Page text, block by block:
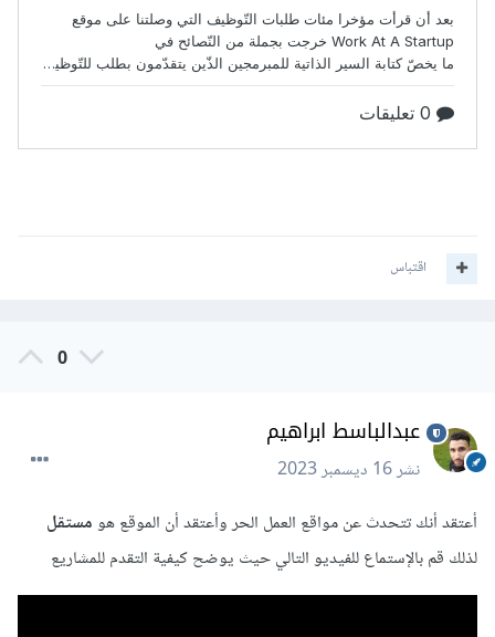
اقتباس
0
عبدالباسط ابراهيم
نشر16 ديسمبر 2023
أعتقد أنك تتحدث عن مواقع العمل الحر وأعتقد أن الموقع هومستقل
لذلك قم بالإستماع للفيديو التالي حيث يوضح كيفية التقدم للمشاريع